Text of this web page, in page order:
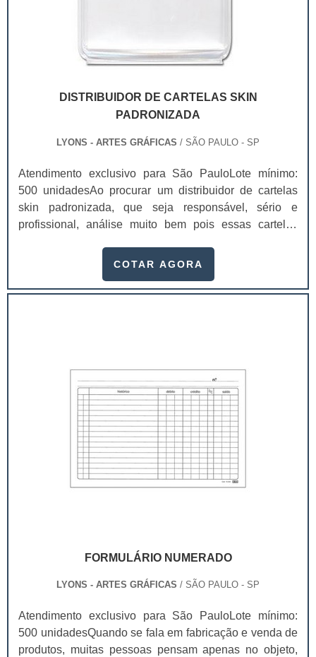
DISTRIBUIDOR DE CARTELAS SKIN
PADRONIZADA
LYONS - ARTES GRÁFICAS / SÃO PAULO - SP
Atendimento exclusivo para São PauloLote mínimo:
500 unidadesAo procurar um distribuidor de cartelas
skin padronizada, que seja responsável, sério e
profissional, análise muito bem pois essas cartelas
produto.A busca por empresas sérias para adquirir esse
podem assegurar aos clientes características pontuais
COTAR AGORA
FORMULÁRIO NUMERADO
LYONS - ARTES GRÁFICAS / SÃO PAULO - SP
Atendimento exclusivo para São PauloLote mínimo:
500 unidadesQuando se fala em fabricação e venda de
produtos, muitas pessoas pensam apenas no objeto,